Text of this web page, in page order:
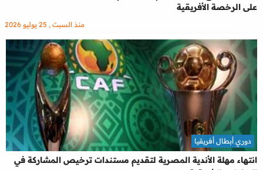
على الرخصة الأفريقية
منذ السبت , 25 يوليو 2026
انتهاء مهلة الأندية المصرية لتقديم مستندات ترخيص المشاركة في
دوري أبطال أفريقيا